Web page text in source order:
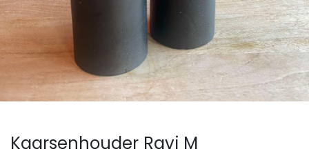
Kaarsenhouder Ravi M